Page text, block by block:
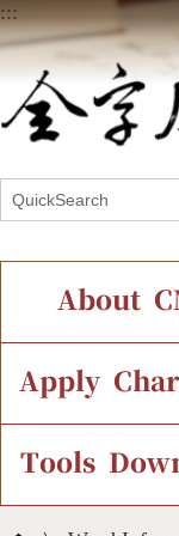
:::
About
Chinese
IDS
Apply
Application
Font
Tools